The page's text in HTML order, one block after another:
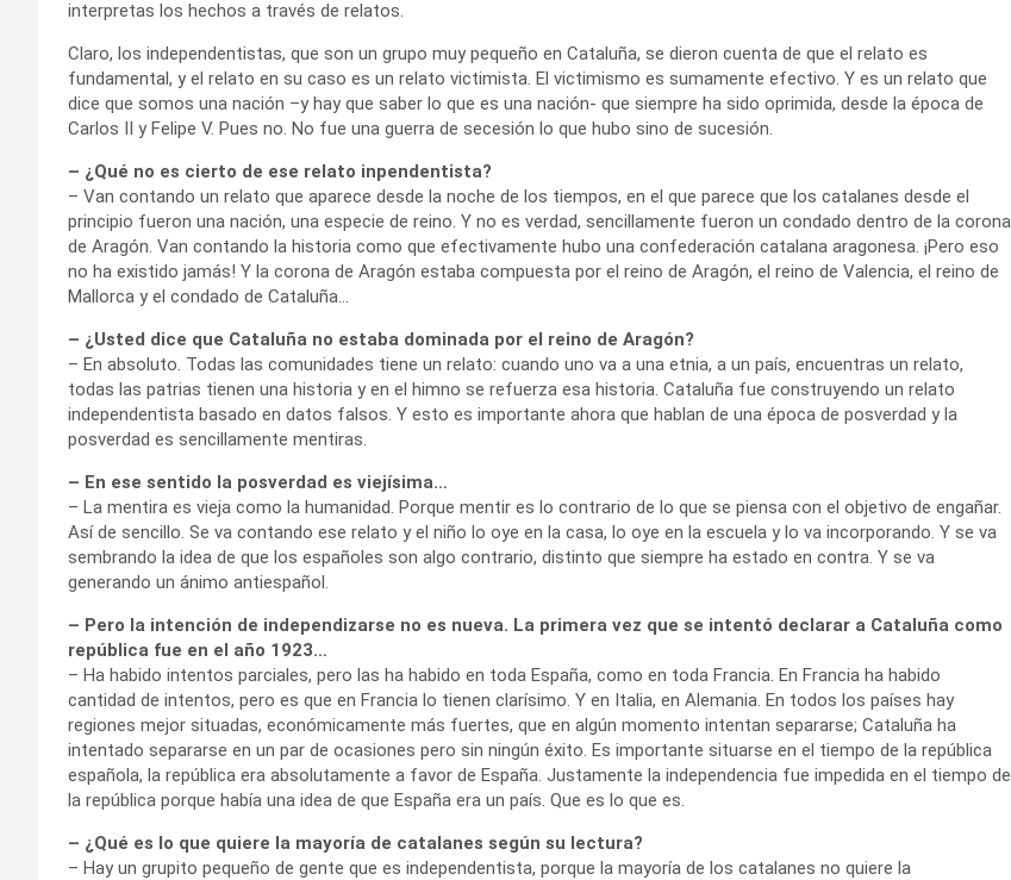
interpretas los hechos a través de relatos.
Claro, los independentistas, que son un grupo muy pequeño en Cataluña, se dieron cuenta de que el relato es
fundamental, y el relato en su caso es un relato victimista. El victimismo es sumamente efectivo. Y es un relato que
dice que somos una nación –y hay que saber lo que es una nación- que siempre ha sido oprimida, desde la época de
Carlos II y Felipe V. Pues no. No fue una guerra de secesión lo que hubo sino de sucesión.
– ¿Qué no es cierto de ese relato inpendentista?
– Van contando un relato que aparece desde la noche de los tiempos, en el que parece que los catalanes desde el
principio fueron una nación, una especie de reino. Y no es verdad, sencillamente fueron un condado dentro de la corona
de Aragón. Van contando la historia como que efectivamente hubo una confederación catalana aragonesa. ¡Pero eso
no ha existido jamás! Y la corona de Aragón estaba compuesta por el reino de Aragón, el reino de Valencia, el reino de
Mallorca y el condado de Cataluña…
– ¿Usted dice que Cataluña no estaba dominada por el reino de Aragón?
– En absoluto. Todas las comunidades tiene un relato: cuando uno va a una etnia, a un país, encuentras un relato,
todas las patrias tienen una historia y en el himno se refuerza esa historia. Cataluña fue construyendo un relato
independentista basado en datos falsos. Y esto es importante ahora que hablan de una época de posverdad y la
posverdad es sencillamente mentiras.
– En ese sentido la posverdad es viejísima…
– La mentira es vieja como la humanidad. Porque mentir es lo contrario de lo que se piensa con el objetivo de engañar.
Así de sencillo. Se va contando ese relato y el niño lo oye en la casa, lo oye en la escuela y lo va incorporando. Y se va
sembrando la idea de que los españoles son algo contrario, distinto que siempre ha estado en contra. Y se va
generando un ánimo antiespañol.
– Pero la intención de independizarse no es nueva. La primera vez que se intentó declarar a Cataluña como
república fue en el año 1923…
– Ha habido intentos parciales, pero las ha habido en toda España, como en toda Francia. En Francia ha habido
cantidad de intentos, pero es que en Francia lo tienen clarísimo. Y en Italia, en Alemania. En todos los países hay
regiones mejor situadas, económicamente más fuertes, que en algún momento intentan separarse; Cataluña ha
intentado separarse en un par de ocasiones pero sin ningún éxito. Es importante situarse en el tiempo de la república
española, la república era absolutamente a favor de España. Justamente la independencia fue impedida en el tiempo de
la república porque había una idea de que España era un país. Que es lo que es.
– ¿Qué es lo que quiere la mayoría de catalanes según su lectura?
– Hay un grupito pequeño de gente que es independentista, porque la mayoría de los catalanes no quiere la